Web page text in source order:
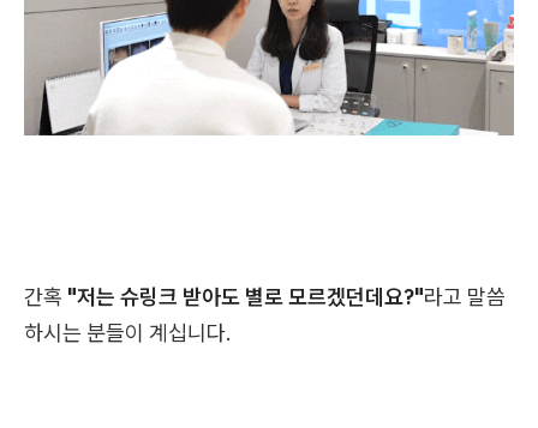
간혹 "저는 슈링크 받아도 별로 모르겠던데요?"라고 말씀
하시는 분들이 계십니다.